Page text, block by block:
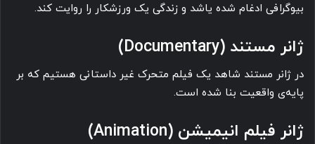
بیوگرافی ادغام شده یاشد و زندگی یک ورزشکار را روایت کند.
ژانر مستند (Documentary)
در ژانر مستند شاهد یک فیلم متحرک غیر داستانی هستیم که بر
پایه‌ی واقعیت بنا شده است.
ژانر فیلم انیمیشن (Animation)